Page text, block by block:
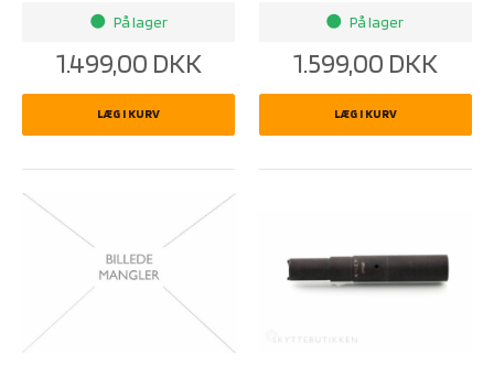
brightness_1 På lager
1.499,00 DKK
LÆG I KURV
brightness_1 På lager
1.599,00 DKK
LÆG I KURV